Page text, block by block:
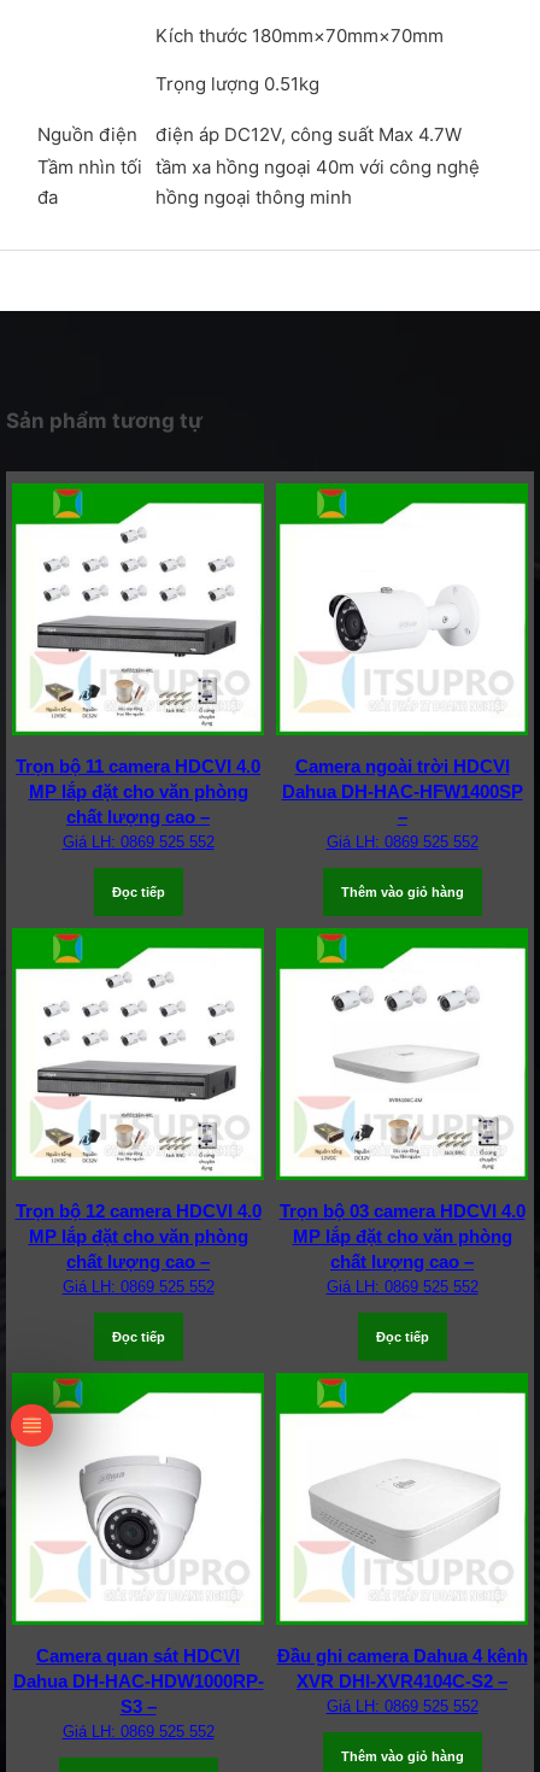
Kích thước 180mm×70mm×70mm
Trọng lượng 0.51kg
Nguồn điện
điện áp DC12V, công suất Max 4.7W
Tầm nhìn tối
đa
tầm xa hồng ngoại 40m với công nghệ
hồng ngoại thông minh
Sản phẩm tương tự
Trọn bộ 11 camera HDCVI 4.0
MP lắp đặt cho văn phòng
chất lượng cao –
Giá LH: 0869 525 552
Đọc tiếp
Camera ngoài trời HDCVI
Dahua DH-HAC-HFW1400SP
–
Giá LH: 0869 525 552
Thêm vào giỏ hàng
Trọn bộ 12 camera HDCVI 4.0
MP lắp đặt cho văn phòng
chất lượng cao –
Giá LH: 0869 525 552
Đọc tiếp
Trọn bộ 03 camera HDCVI 4.0
MP lắp đặt cho văn phòng
chất lượng cao –
Giá LH: 0869 525 552
Đọc tiếp
Camera quan sát HDCVI
Dahua DH-HAC-HDW1000RP-
S3 –
Giá LH: 0869 525 552
Đầu ghi camera Dahua 4 kênh
XVR DHI-XVR4104C-S2 –
Giá LH: 0869 525 552
Thêm vào giỏ hàng